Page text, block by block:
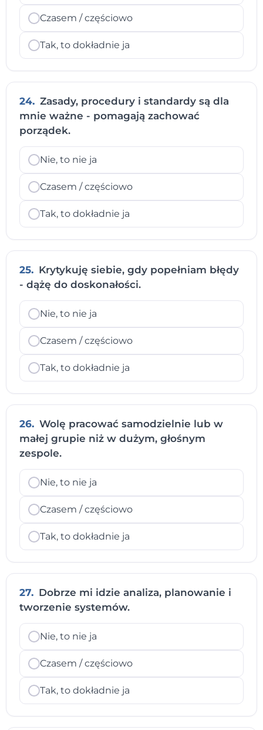
Czasem / częściowo
Tak, to dokładnie ja
24. Zasady, procedury i standardy są dla
mnie ważne - pomagają zachować
porządek.
Nie, to nie ja
Czasem / częściowo
Tak, to dokładnie ja
25. Krytykuję siebie, gdy popełniam błędy
- dążę do doskonałości.
Nie, to nie ja
Czasem / częściowo
Tak, to dokładnie ja
26. Wolę pracować samodzielnie lub w
małej grupie niż w dużym, głośnym
zespole.
Nie, to nie ja
Czasem / częściowo
Tak, to dokładnie ja
27. Dobrze mi idzie analiza, planowanie i
tworzenie systemów.
Nie, to nie ja
Czasem / częściowo
Tak, to dokładnie ja